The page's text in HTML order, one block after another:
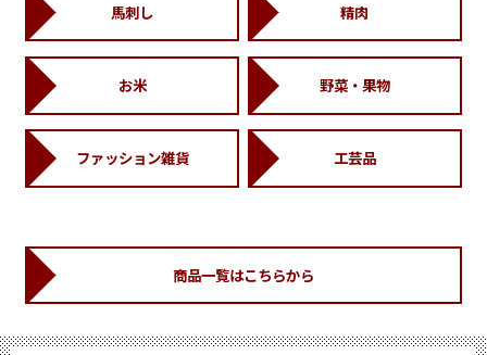
馬刺し 精肉
お米 野菜・果物
ファッション雑貨 工芸品
商品一覧はこちらから